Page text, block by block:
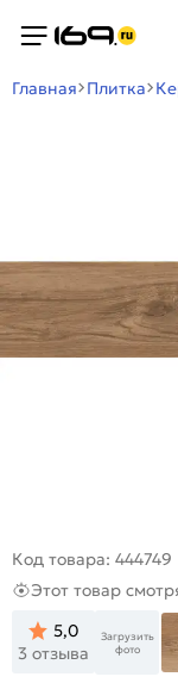
Главная Плитка
Код товара: 444749
Этот товар
5,0
3 отзыва
Загрузить
фото